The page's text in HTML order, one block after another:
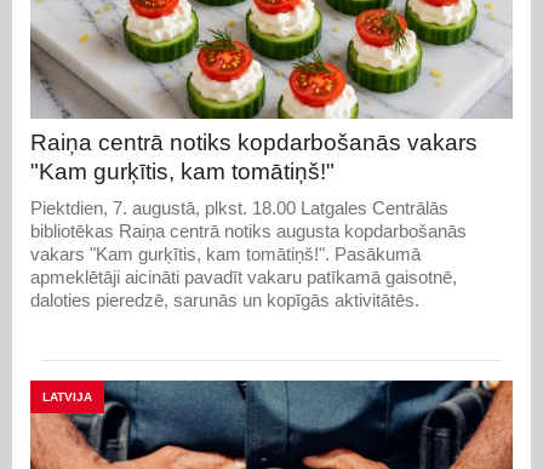
Raiņa centrā notiks kopdarbošanās vakars
"Kam gurķītis, kam tomātiņš!"
Piektdien, 7. augustā, plkst. 18.00 Latgales Centrālās
bibliotēkas Raiņa centrā notiks augusta kopdarbošanās
vakars "Kam gurķītis, kam tomātiņš!". Pasākumā
apmeklētāji aicināti pavadīt vakaru patīkamā gaisotnē,
daloties pieredzē, sarunās un kopīgās aktivitātēs.
LATVIJA